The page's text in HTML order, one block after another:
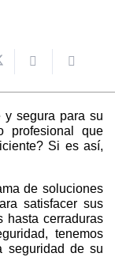
y segura para su
profesional que
Si es así,
de soluciones
satisfacer sus
hasta cerraduras
tenemos
seguridad de su